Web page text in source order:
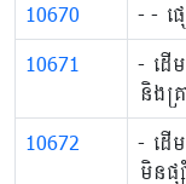
10670 ​​- ​​- ផ្
10671
​​- ដើ
និងគ្
10672
​​- ដើម
មិនផ្ស